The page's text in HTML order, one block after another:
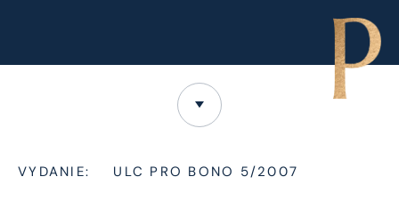
VYDANIE: ULC PRO BONO 5/2007